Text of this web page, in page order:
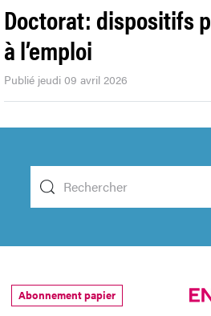
Doctorat: dispositifs
à l’emploi
Publié jeudi 09 avril 2026
Abonnement papier